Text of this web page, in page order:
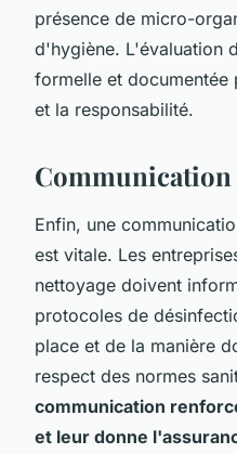
présence de micro-
d'hygiène. L'évaluation
formelle et
et la responsabilité.
Communication
Enfin, une
est vitale. Les
nettoyage doivent
protocoles de
place et de la manière
respect des normes
communication
et leur donne